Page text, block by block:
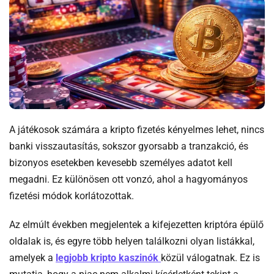
A játékosok számára a kripto fizetés kényelmes lehet, nincs
banki visszautasítás, sokszor gyorsabb a tranzakció, és
bizonyos esetekben kevesebb személyes adatot kell
megadni. Ez különösen ott vonzó, ahol a hagyományos
fizetési módok korlátozottak.
Az elmúlt években megjelentek a kifejezetten kriptóra épülő
oldalak is, és egyre több helyen találkozni olyan listákkal,
amelyek a legjobb kripto kaszinók -közül válogatnak. Ez is